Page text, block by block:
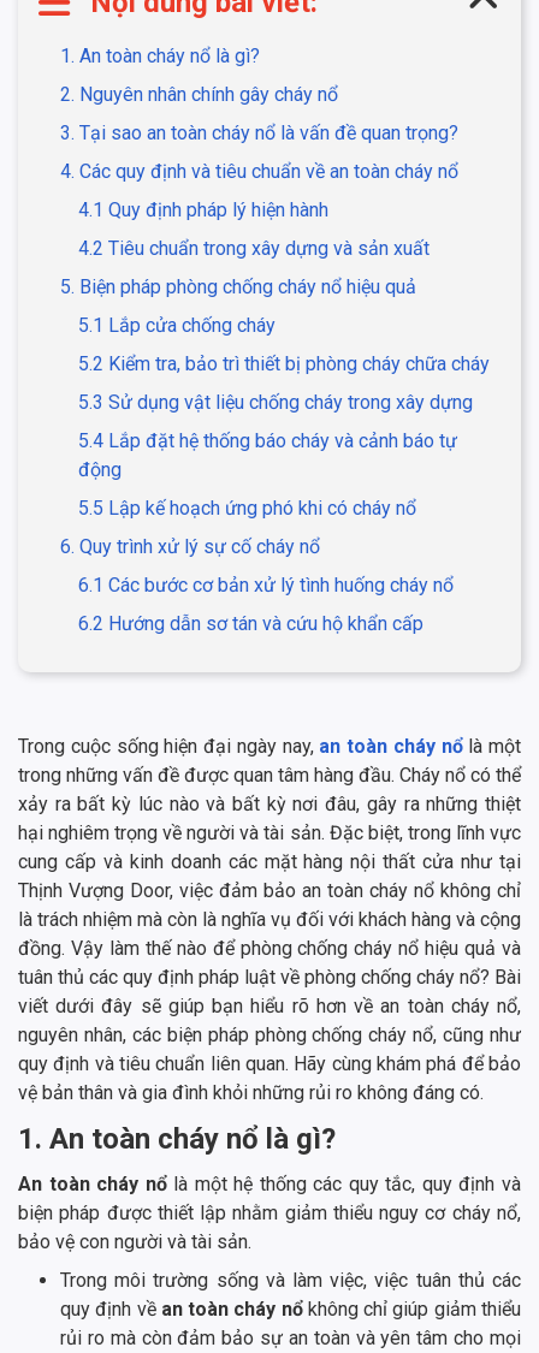
1. An toàn cháy nổ là gì?
2. Nguyên nhân chính gây cháy nổ
3. Tại sao an toàn cháy nổ là vấn đề quan trọng?
4. Các quy định và tiêu chuẩn về an toàn cháy nổ
4.1 Quy định pháp lý hiện hành
4.2 Tiêu chuẩn trong xây dựng và sản xuất
5. Biện pháp phòng chống cháy nổ hiệu quả
5.1 Lắp cửa chống cháy
5.2 Kiểm tra, bảo trì thiết bị phòng cháy chữa cháy
5.3 Sử dụng vật liệu chống cháy trong xây dựng
5.4 Lắp đặt hệ thống báo cháy và cảnh báo tự
động
5.5 Lập kế hoạch ứng phó khi có cháy nổ
6. Quy trình xử lý sự cố cháy nổ
6.1 Các bước cơ bản xử lý tình huống cháy nổ
6.2 Hướng dẫn sơ tán và cứu hộ khẩn cấp
Trong cuộc sống hiện đại ngày nay, an toàn cháy nổlà một
trong những vấn đề được quan tâm hàng đầu. Cháy nổ có thể
xảy ra bất kỳ lúc nào và bất kỳ nơi đâu, gây ra những thiệt
hại nghiêm trọng về người và tài sản. Đặc biệt, trong lĩnh vực
cung cấp và kinh doanh các mặt hàng nội thất cửa như tại
Thịnh Vượng Door, việc đảm bảo an toàn cháy nổ không chỉ
là trách nhiệm mà còn là nghĩa vụ đối với khách hàng và cộng
đồng. Vậy làm thế nào để phòng chống cháy nổ hiệu quả và
tuân thủ các quy định pháp luật về phòng chống cháy nổ? Bài
viết dưới đây sẽ giúp bạn hiểu rõ hơn về an toàn cháy nổ,
nguyên nhân, các biện pháp phòng chống cháy nổ, cũng như
quy định và tiêu chuẩn liên quan. Hãy cùng khám phá để bảo
vệ bản thân và gia đình khỏi những rủi ro không đáng có.
1. An toàn cháy nổ là gì?
An toàn cháy nổlà một hệ thống các quy tắc, quy định và
biện pháp được thiết lập nhằm giảm thiểu nguy cơ cháy nổ,
bảo vệ con người và tài sản.
Trong môi trường sống và làm việc, việc tuân thủ các
quy định về an toàn cháy nổkhông chỉ giúp giảm thiểu
rủi ro mà còn đảm bảo sự an toàn và yên tâm cho mọi